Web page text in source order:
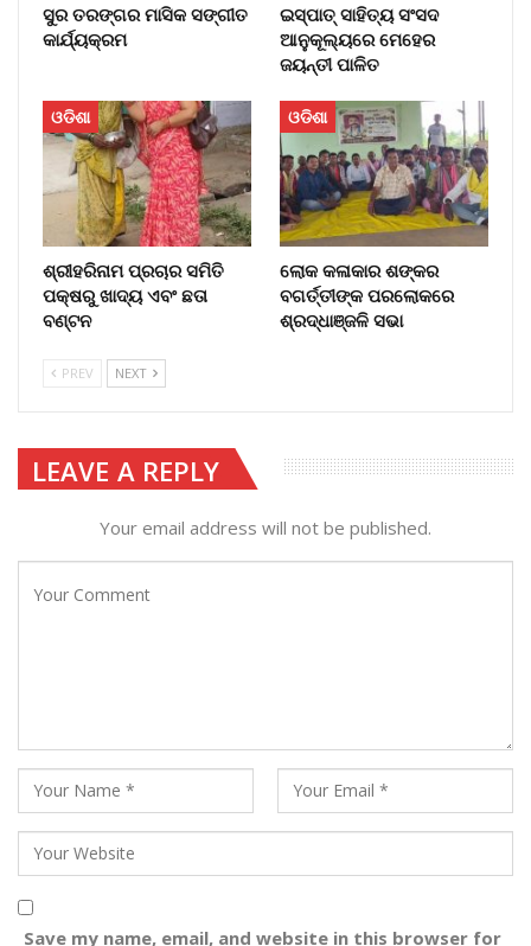
ସୁର ତରଙ୍ଗର ମାସିକ ସଙ୍ଗୀତ
କାର୍ଯ୍ୟକ୍ରମ
ଇସ୍ପାତ୍ ସାହିତ୍ୟ ସଂସଦ
ଆନୁକୂଲ୍ୟରେ ମେହେର
ଜୟନ୍ତୀ ପାଳିତ
ଓଡିଶା
ଶ୍ରୀହରିନାମ ପ୍ରଚାର ସମିତି
ପକ୍ଷରୁ ଖାଦ୍ୟ ଏବଂ ଛତା
ବଣ୍ଟନ
ଓଡିଶା
ଲୋକ କଳାକାର ଶଙ୍କର
ବଗର୍ତ୍ତୀଙ୍କ ପରଲୋକରେ
ଶ୍ରଦ୍ଧାଞ୍ଜଳି ସଭା
PREV NEXT
LEAVE A REPLY
Your email address will not be published.
Save my name, email, and website in this browser for